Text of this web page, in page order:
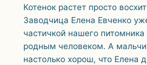
Котенок растет просто
Заводчица Елена Евченко
частичкой нашего питомника
родным человеком. А
настолько хорош, что Елена